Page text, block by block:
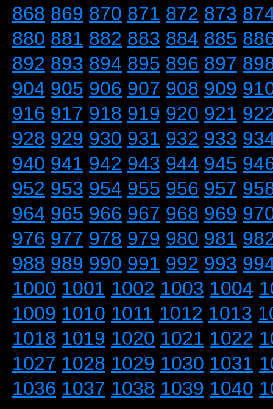
868 869 870 871 872 873
880 881 882 883 884 885
892 893 894 895 896 897
904 905 906 907 908 909
916 917 918 919 920 921
928 929 930 931 932 933
940 941 942 943 944 945
952 953 954 955 956 957
964 965 966 967 968 969
976 977 978 979 980 981
988 989 990 991 992 993
1000 1001 1002 1003 1004
1009 1010 1011 1012 1013
1018 1019 1020 1021 1022
1027 1028 1029 1030 1031
1036 1037 1038 1039 1040